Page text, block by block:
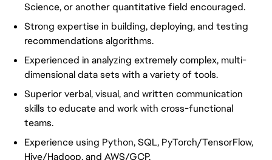
Science, or another quantitative field encouraged.
Strong expertise in building, deploying, and testing
recommendations algorithms.
Experienced in analyzing extremely complex, multi-
dimensional data sets with a variety of tools.
Superior verbal, visual, and written communication
skills to educate and work with cross-functional
teams.
Experience using Python, SQL, PyTorch/TensorFlow,
Hive/Hadoop, and AWS/GCP.